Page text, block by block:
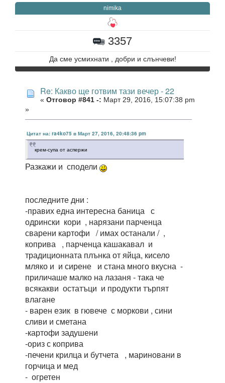
nimika
3357
Да сме усмихнати , добри и слънчеви!
Re: Какво ще готвим тази вечер - 22
« Отговор #841 -: Март 29, 2016, 15:07:38 pm
»
Цитат на: ra4ko75 в Март 27, 2016, 20:48:36 pm
крем-супа от аспержи
Разкажи и сподели
последните дни :
-правих една интересна баница с
одрински кори , нарязани парченца
сварени картофи / имах останали / ,
коприва , парченца кашакавал и
традиционната плънка от яйца, кисело
мляко и и сирене и стана много вкусна -
приличаше малко на лазаня - така че
всякакви остатъци и продукти търпят
влагане
- варен език в гювече с моркови , сини
сливи и сметана
-картофи задушени
-ориз с коприва
-печени крилца и бутчета , мариновани в
горчица и мед
- огретен